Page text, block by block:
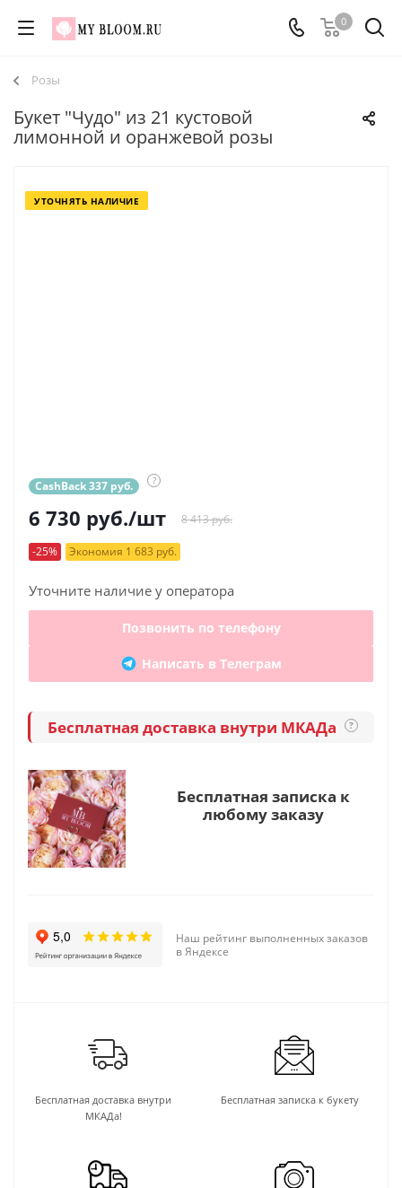
0
Розы
Букет "Чудо" из 21 кустовой
лимонной и оранжевой розы
УТОЧНЯТЬ НАЛИЧИЕ
CashBack 337 руб. ?
6 730 руб./шт 8 413 руб.
-25% Экономия 1 683 руб.
Уточните наличие у оператора
Позвонить по телефону
Написать в Телеграм
Бесплатная доставка внутри МКАДа ?
Бесплатная записка к
любому заказу
Наш рейтинг выполненных заказов
в Яндексе
Бесплатная доставка внутри
МКАДа!
Бесплатная записка к букету